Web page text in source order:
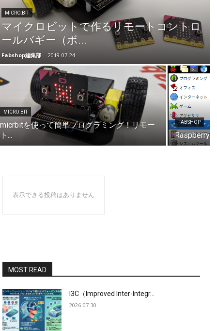
MICRO:BIT
マイクロビットで作るリモートコントロ
ールバギー（ボ...
Fabshop編集部 - 2019-07-24
MICRO:BIT
micrbitを使って簡単プログラミング！リモー
ト...
FABSHOP
Raspberry
表示できる投稿はありません
MOST READ
I3C（Improved Inter-Integr...
2026-07-30